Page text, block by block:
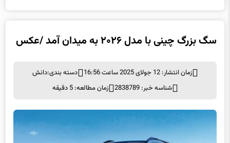
شناسه خبر: 2838789
زمان مطالعه: 5 دقیقه